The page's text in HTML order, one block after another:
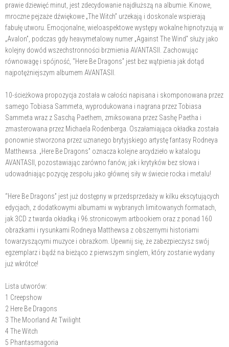
prawie dziewięć minut, jest zdecydowanie najdłuższą na albumie. Kinowe,
mroczne pejzaże dźwiękowe „The Witch” urzekają i doskonale wspierają
fabułę utworu. Emocjonalne, wieloaspektowe występy wokalne hipnotyzują w
„Avalon”, podczas gdy heavymetalowy numer „Against The Wind” służy jako
kolejny dowód wszechstronności brzmienia AVANTASII. Zachowując
równowagę i spójność, “Here Be Dragons” jest bez wątpienia jak dotąd
najpotężniejszym albumem AVANTASII.
10-ścieżkowa propozycja została w całości napisana i skomponowana przez
samego Tobiasa Sammeta, wyprodukowana i nagrana przez Tobiasa
Sammeta wraz z Saschą Paethem, zmiksowana przez Sashę Paetha i
zmasterowana przez Michaela Rodenberga. Oszałamiająca okładka została
ponownie stworzona przez uznanego brytyjskiego artystę fantasy Rodneya
Matthewsa. „Here Be Dragons” oznacza kolejne arcydzieło w katalogu
AVANTASII, pozostawiając zarówno fanów, jak i krytyków bez słowa i
udowadniając pozycję zespołu jako głównej siły w świecie rocka i metalu!
“Here Be Dragons” jest już dostępny w przedsprzedaży w kilku ekscytujących
edycjach, z dodatkowymi albumami w wybranych limitowanych formatach,
jak 3CD z twarda okładką i 96.stronicowym artbookiem oraz z ponad 160
obrazkami i rysunkami Rodneya Matthewsa z obszernymi historiami
towarzyszącymi muzyce i obrazkom. Upewnij się, że zabezpieczysz swój
egzemplarz i bądź na bieżąco z pierwszym singlem, który zostanie wydany
już wkrótce!
Lista utworów:
1 Creepshow
2 Here Be Dragons
3 The Moorland At Twilight
4 The Witch
5 Phantasmagoria